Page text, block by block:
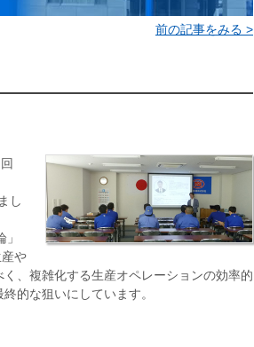
前の記事をみる >
回
し
や
、複雑化する生産オペレーションの効率的
的な狙いにしています。